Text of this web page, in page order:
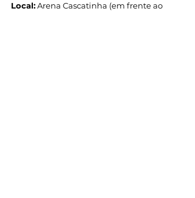
Local: Arena Cascatinha (em frente ao